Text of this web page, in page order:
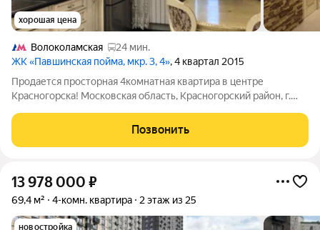
хорошая цена
Волоколамская
24 мин.
ЖК «Павшинская пойма, мкр. 3, 4», 4 квартал 2015
Продается просторная 4комнатная квартира в центре
Красногорска! Московская область, Красногорский район, г.
отличный обзор, светлая и тихая сторона Идеальное
сочетание комфорта, локации и
Позвонить
13 978 000 ₽
69,4 м² 4-комн. квартира 2 этаж из 25
новостройка